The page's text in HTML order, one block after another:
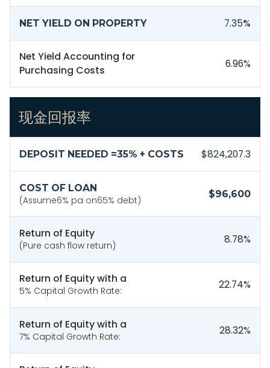
NET YIELD ON PROPERTY 7.35%
Net Yield Accounting for
Purchasing Costs
6.96%
现金回报率
DEPOSIT NEEDED =35% + COSTS $824,207.3
COST OF LOAN
(Assume6% pa on65% debt)
$96,600
Return of Equity
(Pure cash flow return) 8.78%
Return of Equity with a
5% Capital Growth Rate: 22.74%
Return of Equity with a
7% Capital Growth Rate: 28.32%